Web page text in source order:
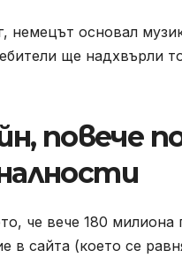
немецът основал
ще надхвърли
повече
че вече 180
в сайта (което се